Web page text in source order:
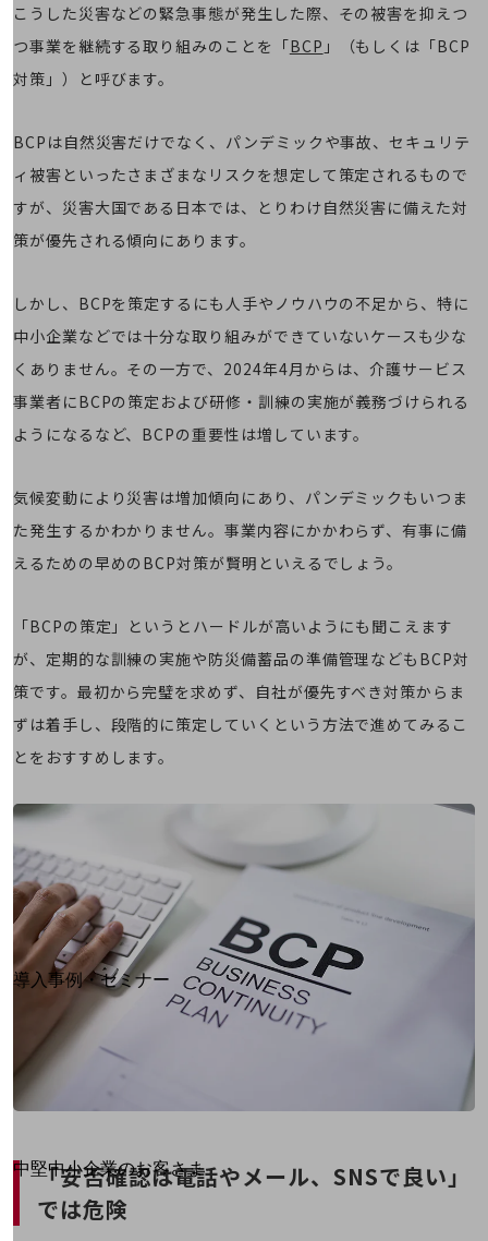
製品
製品TOP
ビジネス向けスマートフォン
データ通信製品
ドコモケータイ
5G対応ホームルーター
衛星携帯電話
IOT完了済みメーカーブランド製品
料金TOP
ドコモBiz データ無制限 ドコモ MAX ドコモ mini ドコモBiz かけ放題
ケータイプラン
5Gデータプラス
データプラス
home5Gプラン
モバイルサービス
端末の一元管理
セキュリティ
回線・ネットワーク
別ウィンドウで開きます
サービスをご利用中のお客さま
導入事例・セミナー
導入事例TOP
最新の導入事例や注目の導入事例をご紹介します
セミナー
開催・出展する各種セミナー、イベント情報をご紹介します
中堅中小企業のお客さま
NTTドコモビジネスウォッチ
ビジネスお役立ち情報
こうした災害などの緊急事態が発生した際、その被害を抑えつ
つ事業を継続する取り組みのことを「BCP 」（もしくは「BCP
対策」）と呼びます。
BCPは自然災害だけでなく、パンデミックや事故、セキュリテ
ィ被害といったさまざまなリスクを想定して策定されるもので
すが、災害大国である日本では、とりわけ自然災害に備えた対
策が優先される傾向にあります。
しかし、BCPを策定するにも人手やノウハウの不足から、特に
中小企業などでは十分な取り組みができていないケースも少な
くありません。その一方で、2024年4月からは、介護サービス
事業者にBCPの策定および研修・訓練の実施が義務づけられる
ようになるなど、BCPの重要性は増しています。
気候変動により災害は増加傾向にあり、パンデミックもいつま
た発生するかわかりません。事業内容にかかわらず、有事に備
えるための早めのBCP対策が賢明といえるでしょう。
「BCPの策定」というとハードルが高いようにも聞こえます
が、定期的な訓練の実施や防災備蓄品の準備管理などもBCP対
策です。最初から完璧を求めず、自社が優先すべき対策からま
ずは着手し、段階的に策定していくという方法で進めてみるこ
とをおすすめします。
「安否確認は電話やメール、SNSで良い」
では危険